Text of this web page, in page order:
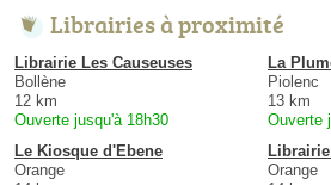
Librairies à proximité
Librairie Les Causeuses
Bollène
12 km
Ouverte jusqu'à 18h30
La
Piolenc
13 km
Ouverte
Le Kiosque d'Ebene
Orange
Orange